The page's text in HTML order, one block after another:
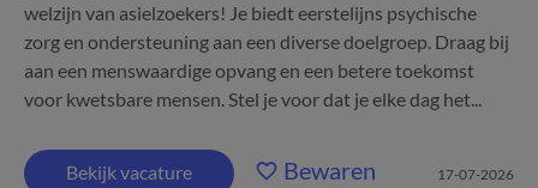
welzijn van asielzoekers! Je biedt eerstelijns psychische
zorg en ondersteuning aan een diverse doelgroep. Draag bij
aan een menswaardige opvang en een betere toekomst
voor kwetsbare mensen. Stel je voor dat je elke dag het...
Bekijk vacature Bewaren 17-07-2026